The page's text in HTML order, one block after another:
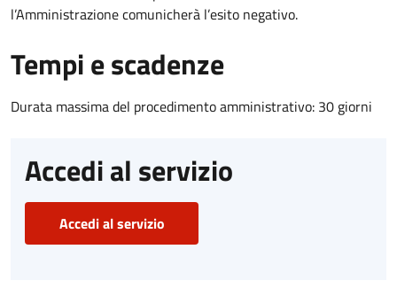
l’Amministrazione comunicherà l’esito negativo.
Tempi e scadenze
Durata massima del procedimento amministrativo: 30 giorni
Accedi al servizio
Accedi al servizio